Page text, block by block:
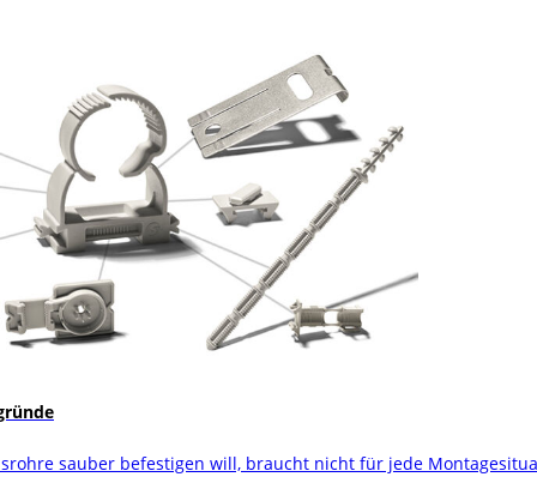
sauber befestigen will, braucht nicht für jede